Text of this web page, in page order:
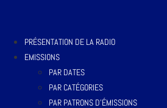
PRÉSENTATION DE LA RADIO
EMISSIONS
PAR DATES
PAR CATÉGORIES
PAR PATRONS D’ÉMISSIONS